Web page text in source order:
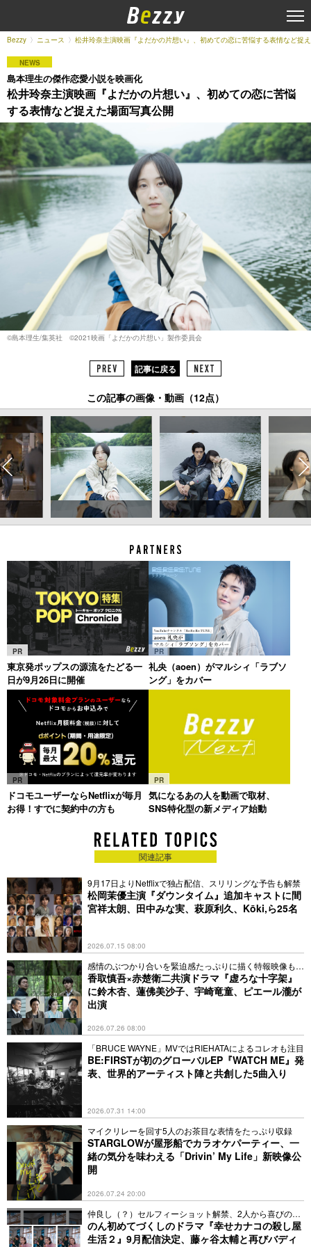
Bezzy ニュース 松井玲奈主演映画『よだかの片想い』、初めての恋に苦悩する表情など捉
NEWS
島本理生の傑作恋愛小説を映画化
松井玲奈主演映画『よだかの片想い』、初めての恋に苦悩
する表情など捉えた場面写真公開
©島本理生/集英社 ©2021映画「よだかの片想い」製作委員会
記事に戻る
この記事の画像・動画（12点）
PR
東京発ポップスの源流をたどる一
日が9月26日に開催
PR
礼央（aoen）がマルシィ「ラブソ
ング」をカバー
PR
ドコモユーザーならNetflixが毎月
お得！すでに契約中の方も
PR
気になるあの人を動画で取材、
SNS特化型の新メディア始動
関連記事
9月17日よりNetflixで独占配信、スリリングな予告も解禁
松岡茉優主演『ダウンタイム』追加キャストに間
宮祥太朗、田中みな実、萩原利久、Kōki,ら25名
2026.07.15 08:00
感情のぶつかり合いを緊迫感たっぷりに描く特報映像も解
禁
香取慎吾×赤楚衛二共演ドラマ『虚ろな十字架』
に鈴木杏、蓮佛美沙子、宇崎竜童、ピエール瀧が
出演
2026.07.26 08:00
「BRUCE WAYNE」MVではRIEHATAによるコレオも注目
BE:FIRSTが初のグローバルEP『WATCH ME』発
表、世界的アーティスト陣と共創した5曲入り
2026.07.31 14:00
マイクリレーを回す5人のお茶目な表情をたっぷり収録
STARGLOWが屋形船でカラオケパーティー、一
緒の気分を味わえる「Drivin’ My Life」新映像公
開
2026.07.24 20:00
仲良し（？）セルフィーショット解禁、2人から喜びのコ
メントも
のん初めてづくしのドラマ『幸せカナコの殺し屋
生活２』9月配信決定、藤ヶ谷太輔と再びバディ